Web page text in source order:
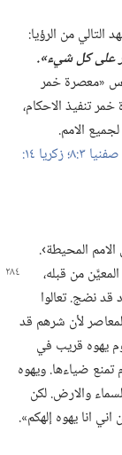
من الرؤيا:‏
على كل شيء».‏
«معصرة خمر
تنفيذ الاحكام،‏
الامم.‏
صفنيا ٣:‏٨؛‏
المحيطة›.‏
من قبله،‏
قد نضج.‏ تعالوا
لأن شرهم قد
يهوه قريب في
ضياءها.‏ ويهوه
والارض.‏ لكن
انا يهوه إلهكم».‏